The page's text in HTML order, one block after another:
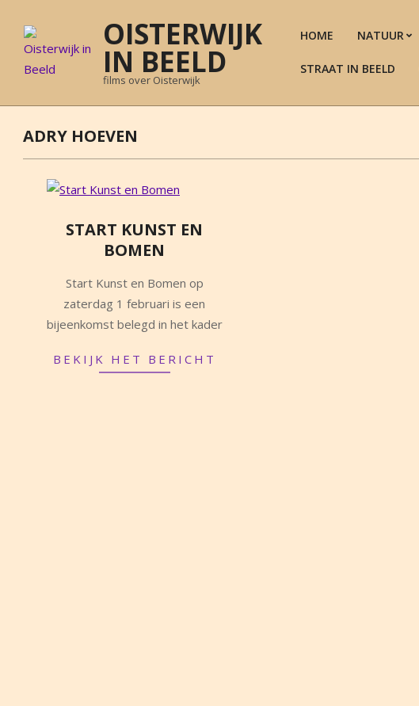
content
OISTERWIJK
IN BEELD
films over Oisterwijk
HOME NATUUR
STRAAT IN BEELD
ADRY HOEVEN
START KUNST EN
BOMEN
Start Kunst en Bomen op
zaterdag 1 februari is een
bijeenkomst belegd in het kader
BEKIJK HET BERICHT